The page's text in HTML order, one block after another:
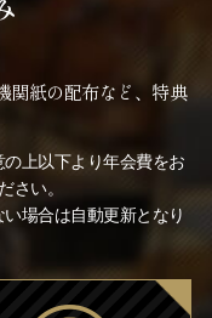
関紙の配布など、特典
上以下より年会費をお
さい。
場合は自動更新となり